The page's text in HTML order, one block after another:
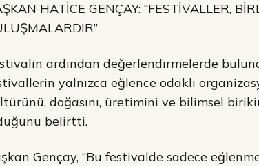
HATİCE GENÇAY: “FESTİVALLER,
ardından değerlendirmelerde
yalnızca eğlence odaklı
doğasını, üretimini ve bilimsel
belirtti.
Gençay, “Bu festivalde sadece